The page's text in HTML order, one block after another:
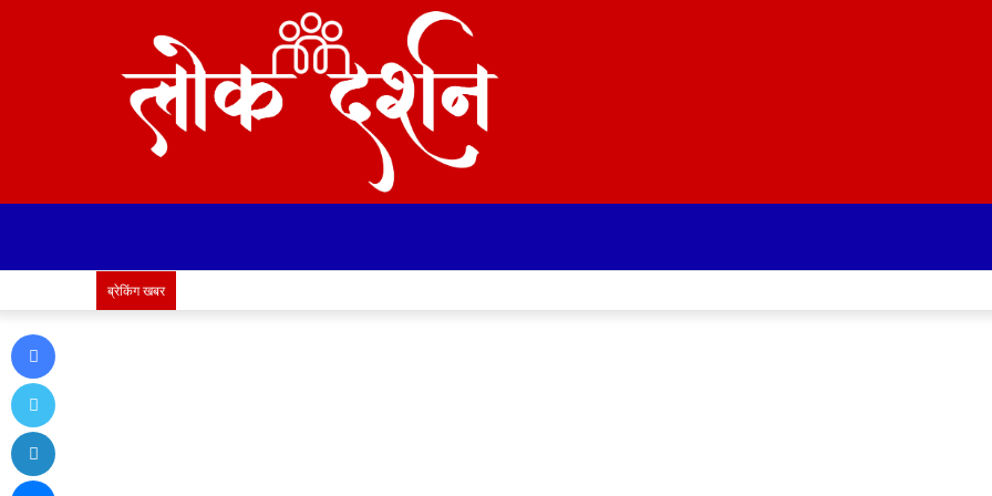
ब्रेकिंग खबर